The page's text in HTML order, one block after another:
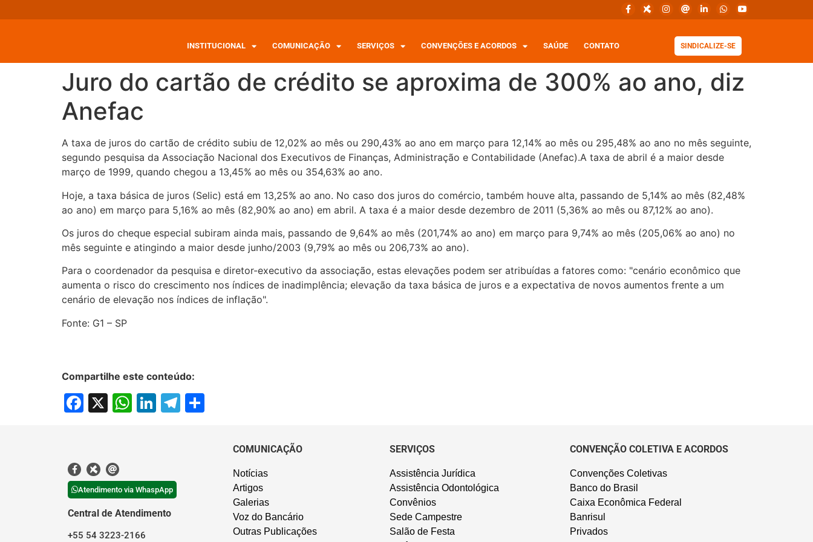
INSTITUCIONAL COMUNICAÇÃO SERVIÇOS CONVENÇÕES E ACORDOS SAÚDE CONTATO SINDICALIZE-SE
Juro do cartão de crédito se aproxima de 300% ao ano, diz
Anefac
A taxa de juros do cartão de crédito subiu de 12,02% ao mês ou 290,43% ao ano em março para 12,14% ao mês ou 295,48% ao ano no mês seguinte,
segundo pesquisa da Associação Nacional dos Executivos de Finanças, Administração e Contabilidade (Anefac).A taxa de abril é a maior desde
março de 1999, quando chegou a 13,45% ao mês ou 354,63% ao ano.
Hoje, a taxa básica de juros (Selic) está em 13,25% ao ano. No caso dos juros do comércio, também houve alta, passando de 5,14% ao mês (82,48%
ao ano) em março para 5,16% ao mês (82,90% ao ano) em abril. A taxa é a maior desde dezembro de 2011 (5,36% ao mês ou 87,12% ao ano).
Os juros do cheque especial subiram ainda mais, passando de 9,64% ao mês (201,74% ao ano) em março para 9,74% ao mês (205,06% ao ano) no
mês seguinte e atingindo a maior desde junho/2003 (9,79% ao mês ou 206,73% ao ano).
Para o coordenador da pesquisa e diretor-executivo da associação, estas elevações podem ser atribuídas a fatores como: "cenário econômico que
aumenta o risco do crescimento nos índices de inadimplência; elevação da taxa básica de juros e a expectativa de novos aumentos frente a um
cenário de elevação nos índices de inflação".
Fonte: G1 – SP
Compartilhe este conteúdo:
Facebook
X WhatsApp
LinkedIn
Telegram
Atendimento via WhaspApp
Central de Atendimento
+55 54 3223-2166
COMUNICAÇÃO
Notícias
Artigos
Galerias
Voz do Bancário
Outras Publicações
SERVIÇOS
Assistência Jurídica
Assistência Odontológica
Convênios
Sede Campestre
Salão de Festa
CONVENÇÃO COLETIVA E ACORDOS
Convenções Coletivas
Banco do Brasil
Caixa Econômica Federal
Banrisul
Privados